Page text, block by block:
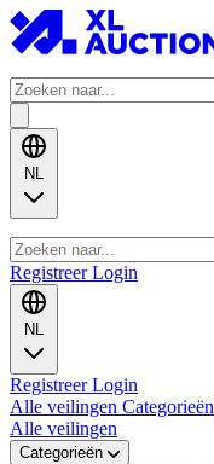
NL
RegistreerLogin
NL
RegistreerLogin
Alle veilingen Categorieën
Alle veilingen
Categorieën